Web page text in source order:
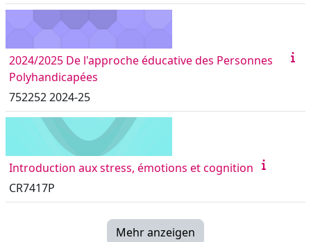
2024/2025 De l'approche éducative des Personnes
Polyhandicapées
752252 2024-25
Introduction aux stress, émotions et cognition
CR7417P
Mehr anzeigen